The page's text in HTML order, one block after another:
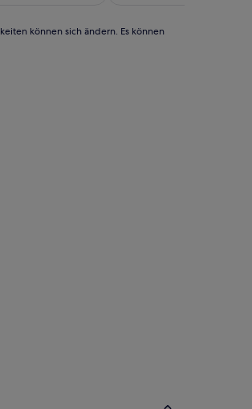
können sich ändern. Es können